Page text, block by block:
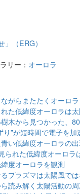
（ERG）
リー： オーロラ
がらまたたくオーロ
た低緯度オーロラは
樹木から見つかった、
り”が短時間で電子を
い低緯度オーロラの
られた低緯度オーロラ
度オーロラを観測
プラズマは太陽風で
読み解く太陽活動の